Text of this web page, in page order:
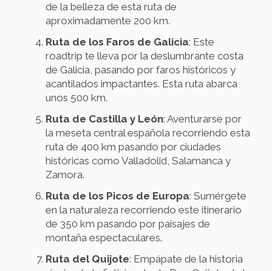
de la belleza de esta ruta de
aproximadamente 200 km.
Ruta de los Faros de Galicia: Este
roadtrip te lleva por la deslumbrante costa
de Galicia, pasando por faros históricos y
acantilados impactantes. Esta ruta abarca
unos 500 km.
Ruta de Castilla y León: Aventurarse por
la meseta central española recorriendo esta
ruta de 400 km pasando por ciudades
históricas como Valladolid, Salamanca y
Zamora.
Ruta de los Picos de Europa: Sumérgete
en la naturaleza recorriendo este itinerario
de 350 km pasando por paisajes de
montaña espectaculares.
Ruta del Quijote: Empápate de la historia